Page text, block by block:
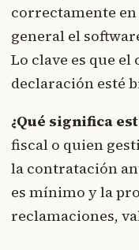
correctamente
general el
Lo clave es que
declaración esté
¿Qué significa
fiscal o quien
la contratación
es mínimo y la
reclamaciones,